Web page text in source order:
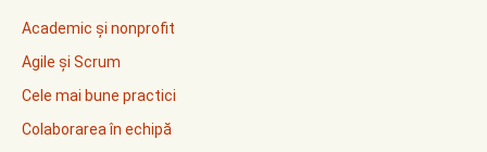
Academic și nonprofit
Agile și Scrum
Cele mai bune practici
Colaborarea în echipă